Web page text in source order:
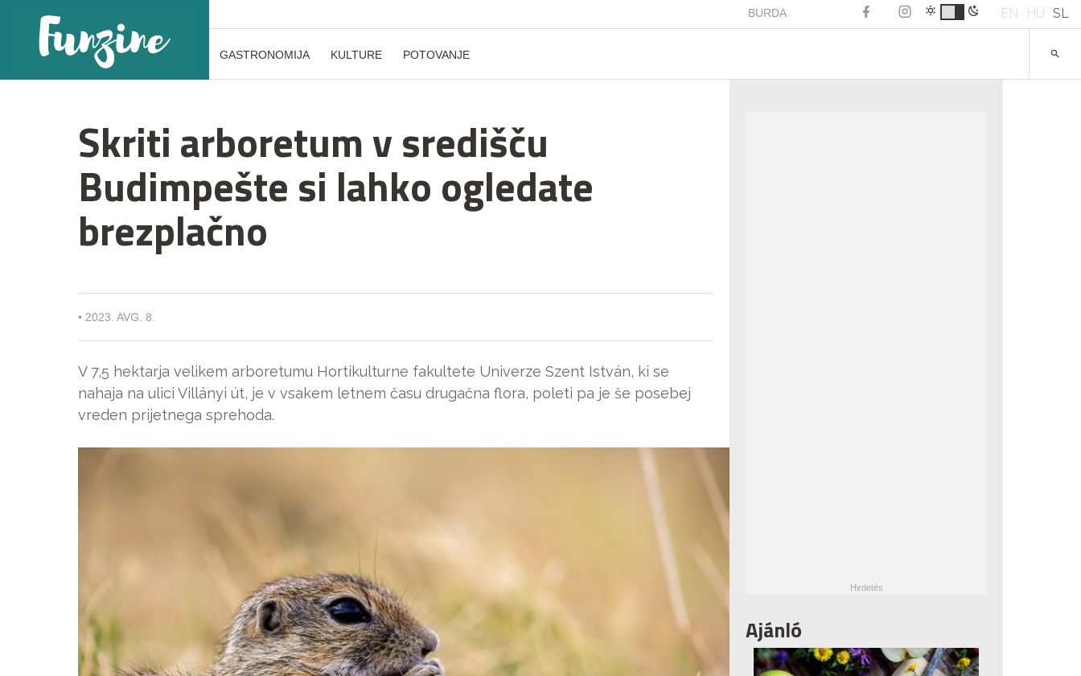
BURDA EN HU SL
GASTRONOMIJA KULTURE POTOVANJE
Skriti arboretum v središču
Budimpešte si lahko ogledate
brezplačno
• 2023. AVG. 8.
V 7,5 hektarja velikem arboretumu Hortikulturne fakultete Univerze Szent István, ki se
nahaja na ulici Villányi út, je v vsakem letnem času drugačna flora, poleti pa je še posebej
vreden prijetnega sprehoda.
Ajánló